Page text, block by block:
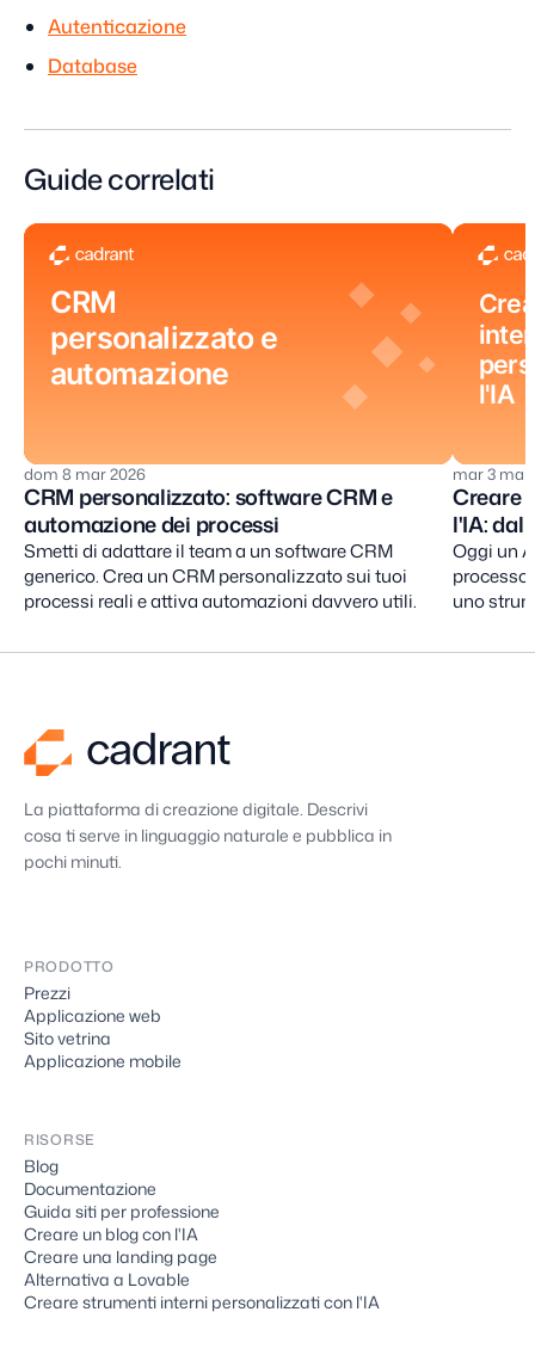
Autenticazione
Database
Guide correlati
CRM
personalizzato e
automazione
dom 8 mar 2026
CRM personalizzato: software CRM e
automazione dei processi
Smetti di adattare il team a un software CRM
generico. Crea un CRM personalizzato sui tuoi
processi reali e attiva automazioni davvero utili.
l'IA
mar 3 mar
Creare
l'IA:
Oggi un
uno
La piattaforma di creazione digitale. Descrivi
cosa ti serve in linguaggio naturale e pubblica in
pochi minuti.
PRODOTTO
Prezzi
Applicazione web
Sito vetrina
Applicazione mobile
RISORSE
Blog
Documentazione
Guida siti per professione
Creare un blog con l'IA
Creare una landing page
Alternativa a Lovable
Creare strumenti interni personalizzati con l'IA